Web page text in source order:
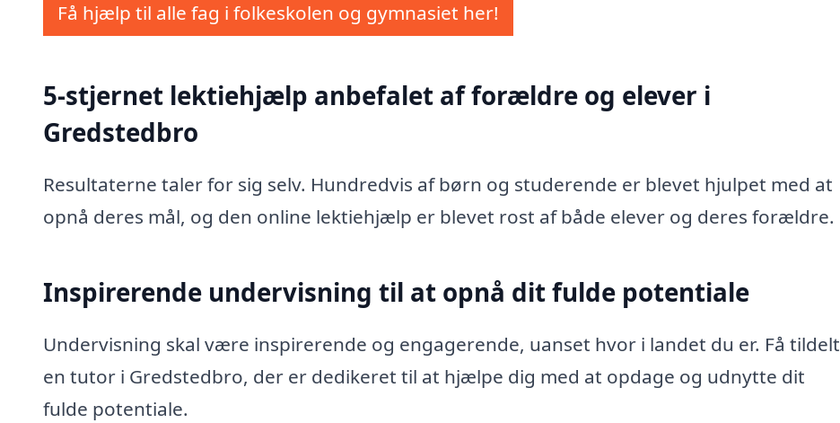
Få hjælp til alle fag i folkeskolen og gymnasiet her!
5-stjernet lektiehjælp anbefalet af forældre og elever i
Gredstedbro
Resultaterne taler for sig selv. Hundredvis af børn og studerende er blevet hjulpet med at
opnå deres mål, og den online lektiehjælp er blevet rost af både elever og deres forældre.
Inspirerende undervisning til at opnå dit fulde potentiale
Undervisning skal være inspirerende og engagerende, uanset hvor i landet du er. Få tildelt
en tutor i Gredstedbro, der er dedikeret til at hjælpe dig med at opdage og udnytte dit
fulde potentiale.